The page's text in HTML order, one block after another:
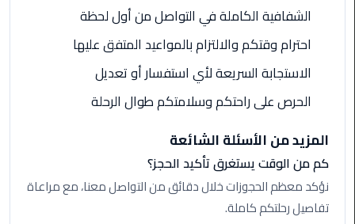
مطار
الشيخ
مطار
القاهرة
الخط
الساخن
الشفافية الكاملة في التواصل من أول لحظة
احترام وقتكم والالتزام بالمواعيد المتفق عليها
الاستجابة السريعة لأي استفسار أو تعديل
الحرص على راحتكم وسلامتكم طوال الرحلة
المزيد من الأسئلة الشائعة
كم من الوقت يستغرق تأكيد الحجز؟
نؤكد معظم الحجوزات خلال دقائق من التواصل معنا، مع مراعاة
تفاصيل رحلتكم كاملة.